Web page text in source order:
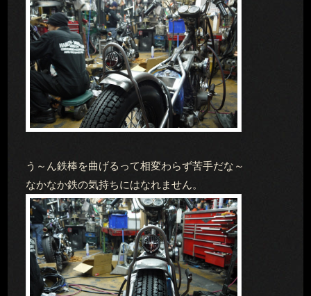
う～ん鉄棒を曲げるって相変わらず苦手だな～
なかなか鉄の気持ちにはなれません。